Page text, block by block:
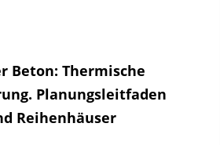
a
d
s
Beton: Thermische
Planungsleitfaden
Reihenhäuser